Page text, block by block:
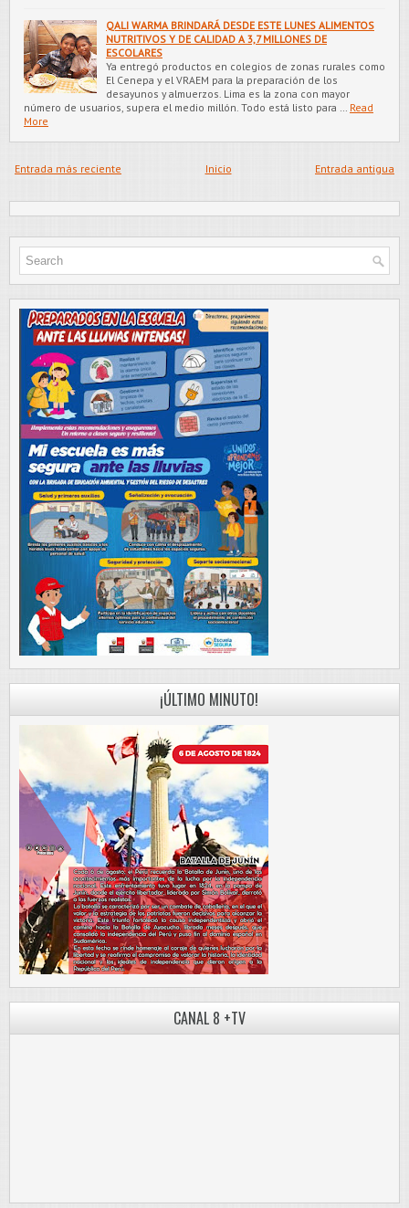
QALI WARMA BRINDARÁ DESDE ESTE LUNES ALIMENTOS
NUTRITIVOS Y DE CALIDAD A 3,7 MILLONES DE
ESCOLARES
Ya entregó productos en colegios de zonas rurales como
El Cenepa y el VRAEM para la preparación de los
desayunos y almuerzos. Lima es la zona con mayor
número de usuarios, supera el medio millón. Todo está listo para …
Read
More
Entrada más reciente Entrada antigua
Inicio
¡ÚLTIMO MINUTO!
CANAL 8 +TV